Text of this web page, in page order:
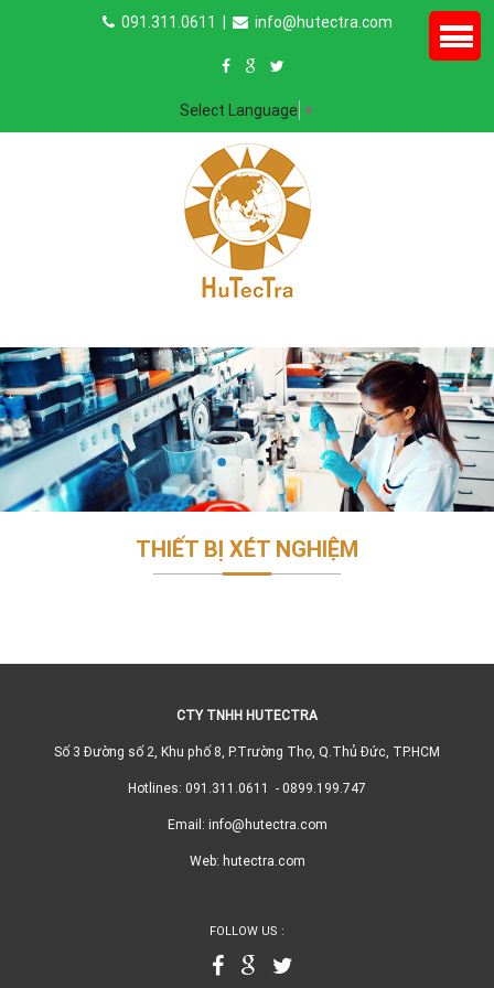
091.311.0611 | info@hutectra.com
Select Language ▼
THIẾT BỊ XÉT NGHIỆM
CTY TNHH HUTECTRA
Số 3 Đường số 2, Khu phố 8, P.Trường Thọ, Q.Thủ Đức, TP.HCM
Hotlines: 091.311.0611 - 0899.199.747
Email: info@hutectra.com
Web: hutectra.com
FOLLOW US :